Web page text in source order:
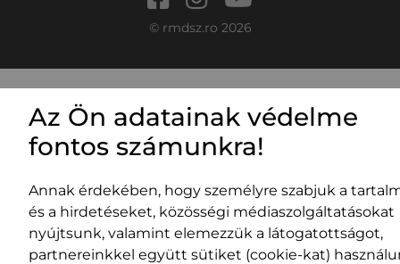
© rmdsz.ro 2026
Az Ön adatainak védelme
fontos számunkra!
Annak érdekében, hogy személyre szabjuk a
és a hirdetéseket, közösségi médiaszolgáltatásokat
nyújtsunk, valamint elemezzük a látogatottságot,
partnereinkkel együtt sütiket (cookie-kat)